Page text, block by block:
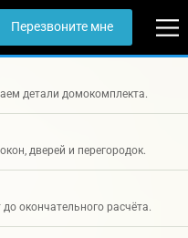
Перезвоните мне
детали домокомплекта.
дверей и перегородок.
окончательного расчёта.